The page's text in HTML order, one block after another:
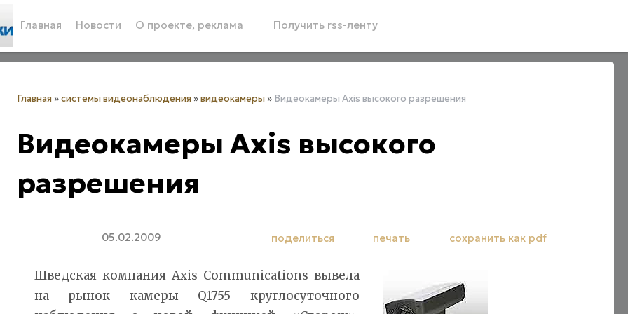
Главная Новости О проекте, реклама Получить rss-ленту
Главная »системы видеонаблюдения »видеокамеры » Видеокамеры Axis высокого разрешения
Видеокамеры Axis высокого
разрешения
05.02.2009 поделиться печать сохранить как pdf
Шведская компания Axis Communications вывела
на рынок камеры Q1755 круглосуточного